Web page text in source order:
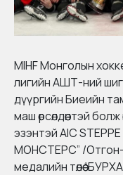
MIHF Монголын
лигийн АШТ-ний
дүүргийн Биеийн
маш өрсөлдөөнтэй болж
эзэнтэйAIC STEPPE
МОНСТЕРС” /
медалийн төлөө